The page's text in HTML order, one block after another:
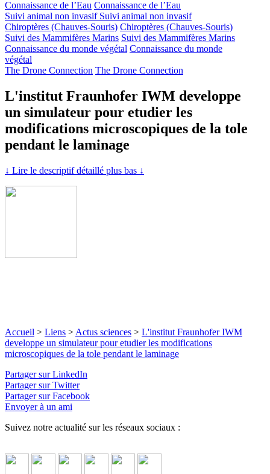
Connaissance de l’Eau Connaissance de l’Eau
Suivi animal non invasif Suivi animal non invasif
Chiroptères (Chauves-Souris) Chiroptères (Chauves-Souris)
Suivi des Mammifères Marins Suivi des Mammifères Marins
Connaissance du monde végétal Connaissance du monde
végétal
The Drone Connection The Drone Connection
L'institut Fraunhofer IWM developpe
un simulateur pour etudier les
modifications microscopiques de la tole
pendant le laminage
↓ Lire le descriptif détaillé plus bas ↓
Accueil > Liens > Actus sciences > L'institut Fraunhofer IWM
developpe un simulateur pour etudier les modifications
microscopiques de la tole pendant le laminage
Partager sur LinkedIn
Partager sur Twitter
Partager sur Facebook
Envoyer à un ami
Suivez notre actualité sur les réseaux sociaux :